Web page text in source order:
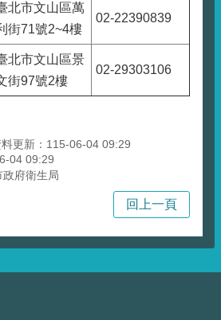
北市文山區萬
街71號2~4樓
02-22390839
北市文山區景
街97號2樓
02-29303106
料更新：115-06-04 09:29
04 09:29
府衛生局
回上一頁